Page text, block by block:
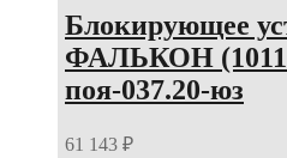
Блокирующее
ФАЛЬКОН
поя-037.20-юз
61 143 ₽